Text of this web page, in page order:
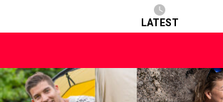
LATEST
LATEST
STORIES